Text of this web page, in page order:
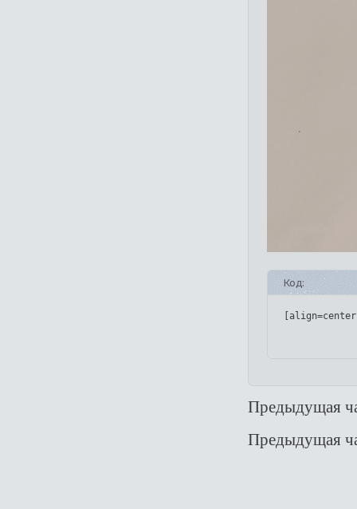
Код:
Предыдущая
Предыдущая